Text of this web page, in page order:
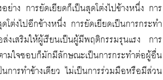
าง การยัดเยียดก็เป็นสุดโต่งไปข้างหนึ่ง การ
ต่งไปอีกข้างหนึ่ง การยัดเยียดเป็นการกระทำ
เสริมให้ผู้เรียนเป็นผู้มีพฤติกรรมรุนแรง การ
มใจชอบก็มักมีลักษณะเป็นการกระทำต่อผู้อื่น
ารทำข้างเดียว ไม่เป็นการร่วมมือหรือมีส่วน